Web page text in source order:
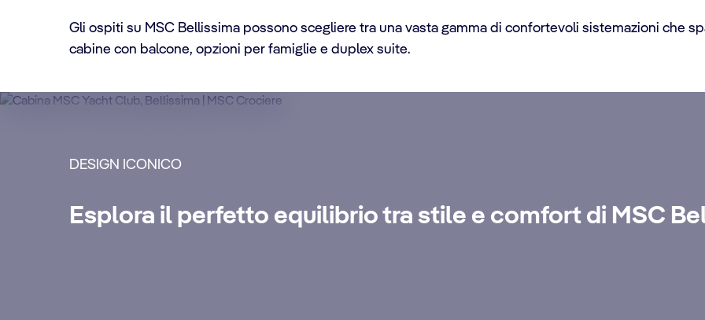
Gli ospiti su MSC Bellissima possono scegliere tra una vasta gamma di confortevoli sistemazioni che
cabine con balcone, opzioni per famiglie e duplex suite.
DESIGN ICONICO
Esplora il perfetto equilibrio tra stile e comfort di MSC
Goditi una crociera di lusso indimenticabile con servizio maggiordomo 24 ore su 24, concierge